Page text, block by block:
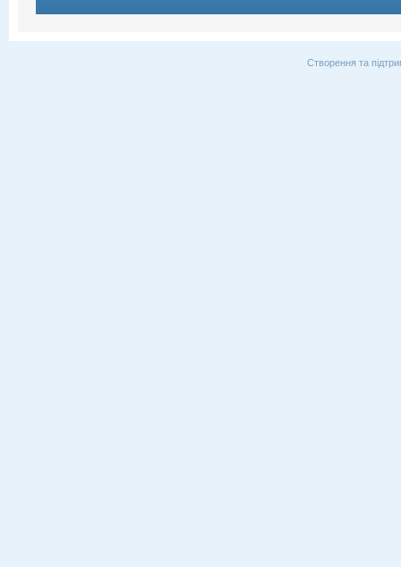
Створення та